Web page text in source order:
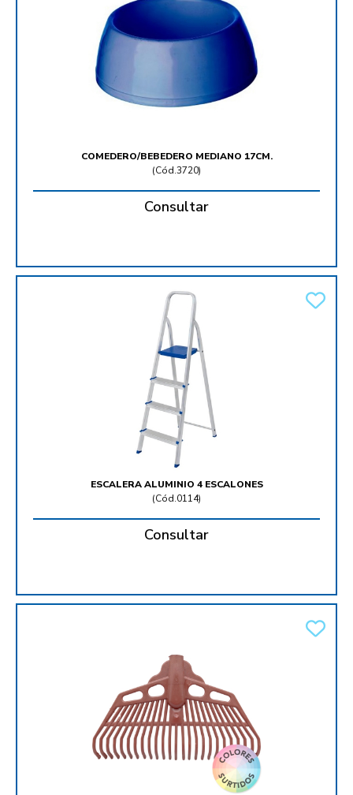
COMEDERO/BEBEDERO MEDIANO 17CM.
(Cód.3720)
Consultar
ESCALERA ALUMINIO 4 ESCALONES
(Cód.0114)
Consultar